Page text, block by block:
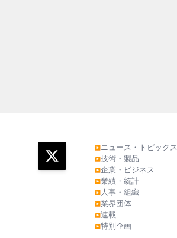
▶ニュース・トピックス
▶技術・製品
▶企業・ビジネス
▶業績・統計
▶人事・組織
▶業界団体
▶連載
▶特別企画